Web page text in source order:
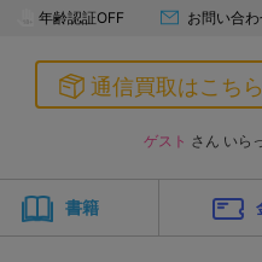
年齢認証OFF お問い合
通信買取はこちら
ゲスト さん いら
書籍